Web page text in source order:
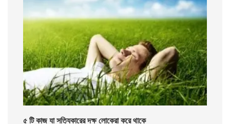
৫ টি কাজ যা সত্যিকারের দক্ষ লোকেরা করে থাকে